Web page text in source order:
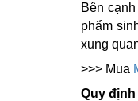
Bên
phẩm
xung
>>> Mua
Quy